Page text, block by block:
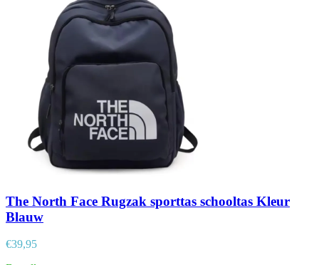
The North Face Rugzak sporttas schooltas Kleur
Blauw
€39,95